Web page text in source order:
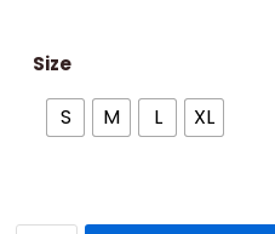
Size
S M L XL